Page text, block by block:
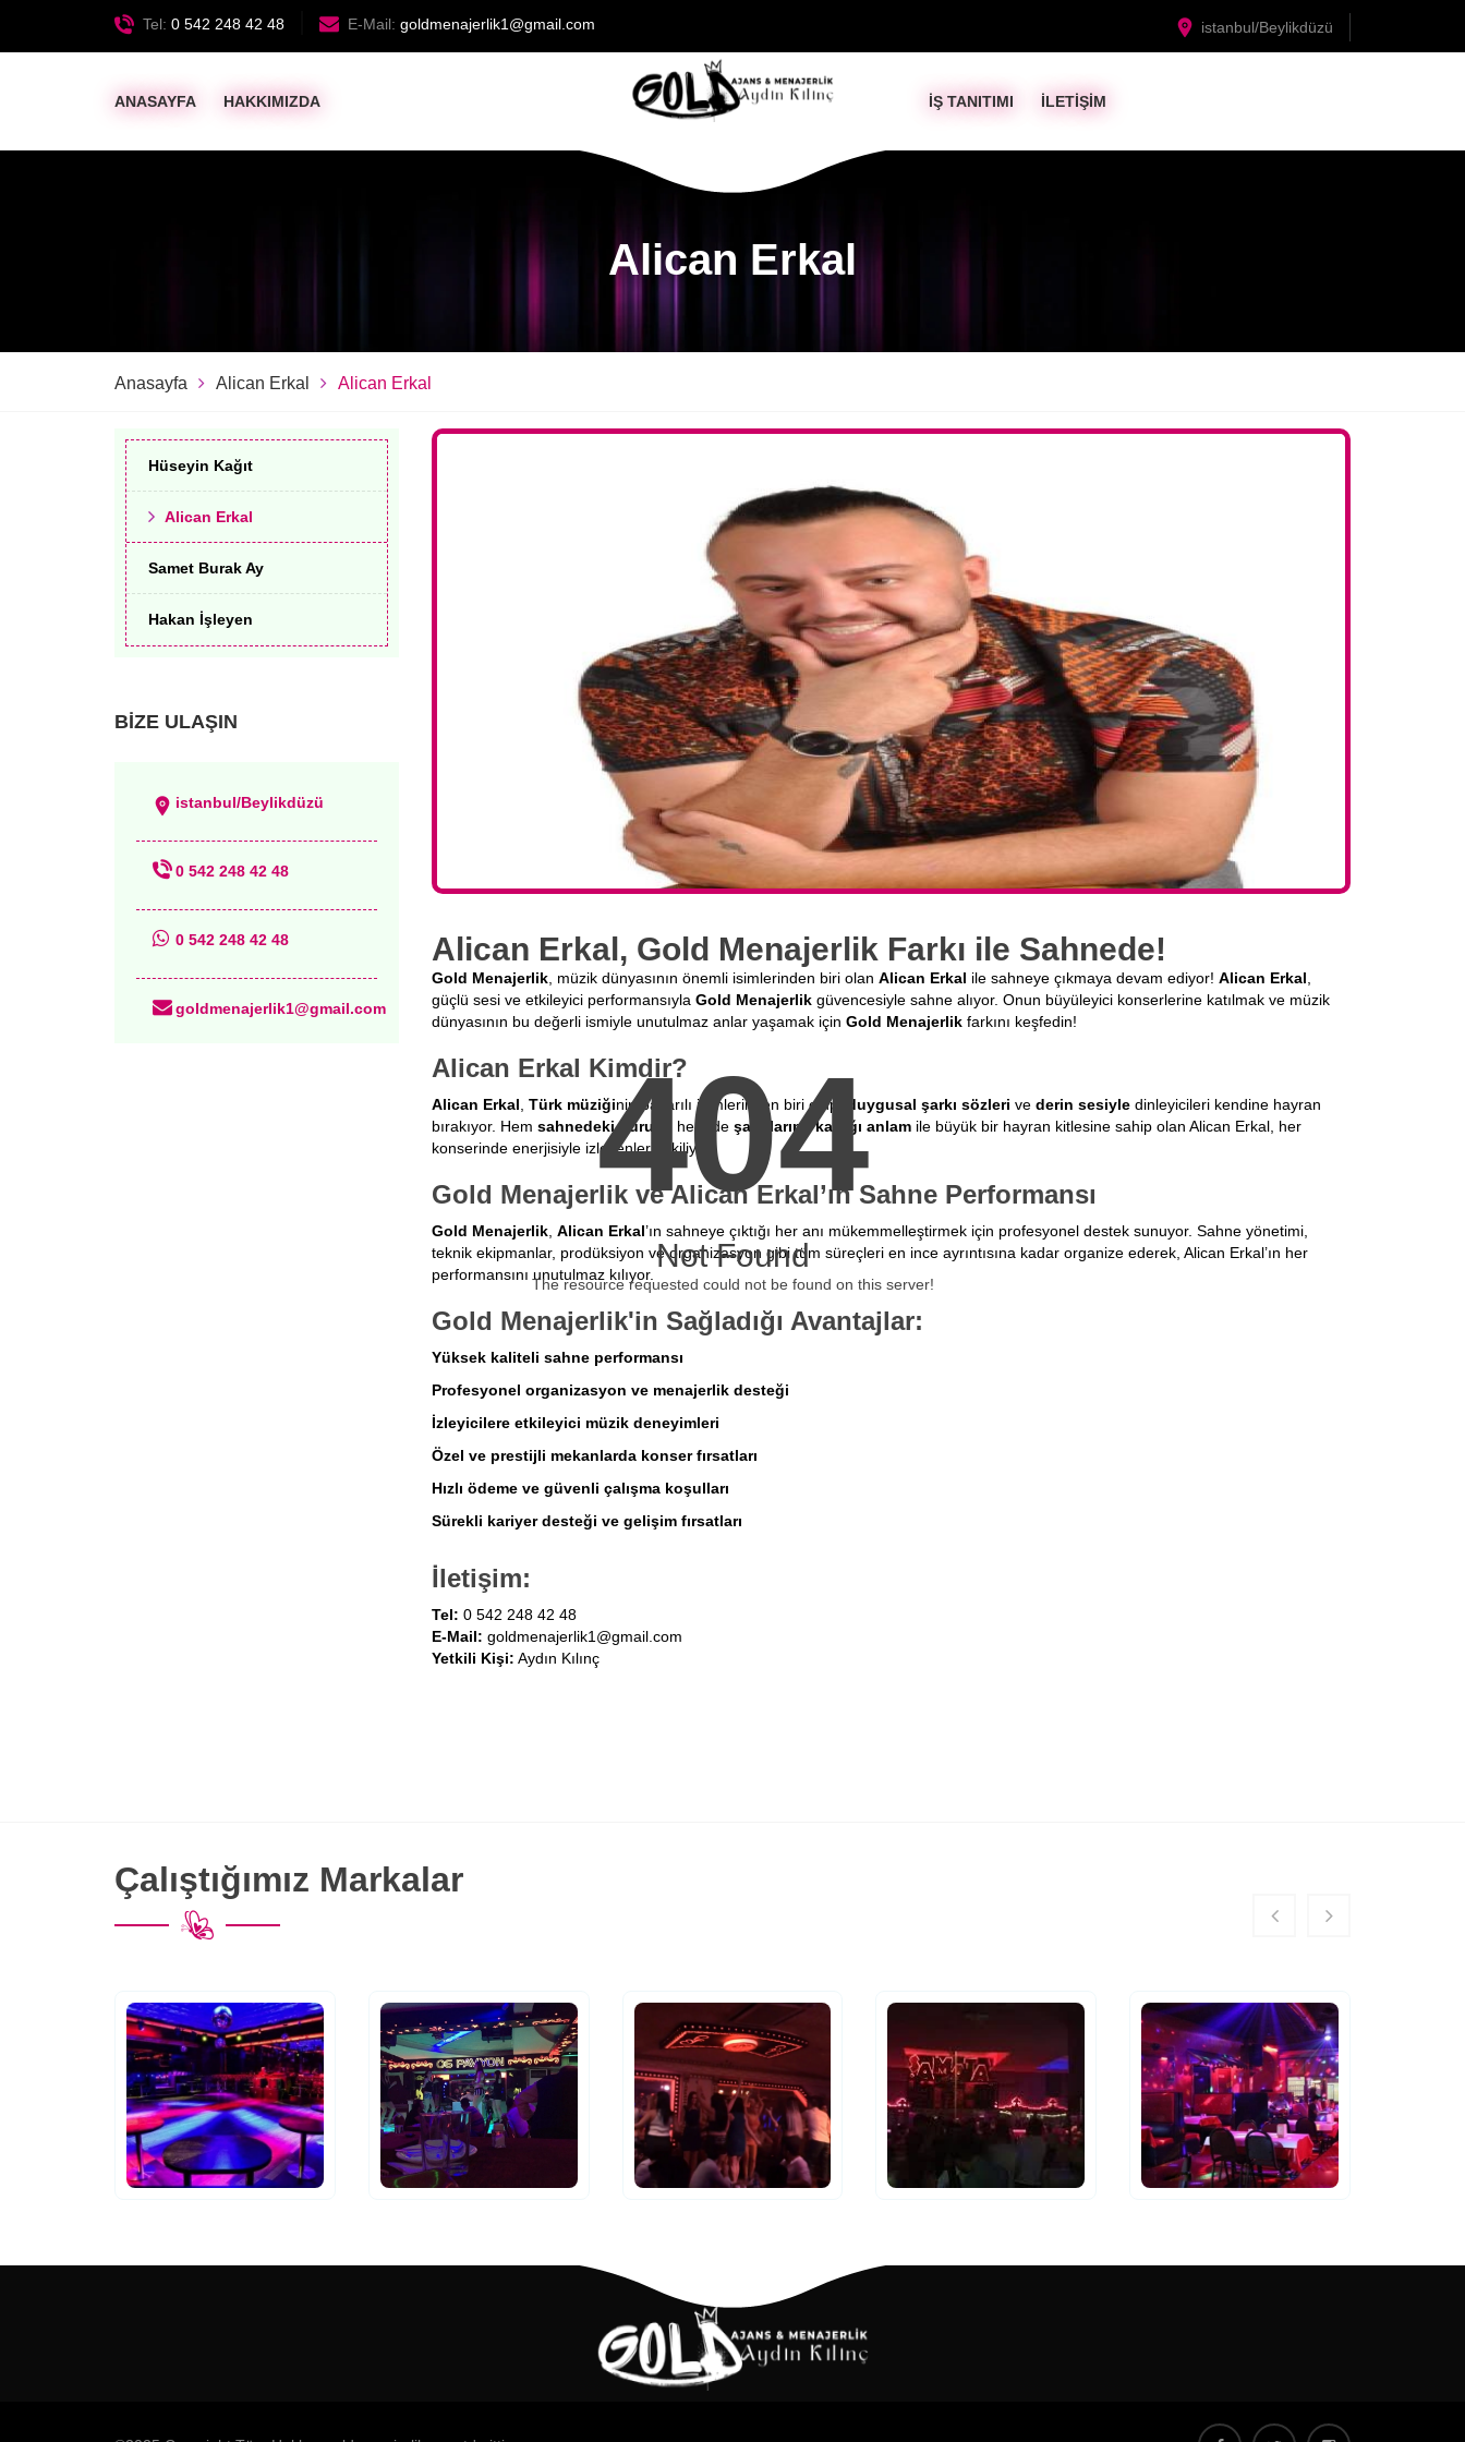
Tel: 0 542 248 42 48 E-Mail: goldmenajerlik1@gmail.com istanbul/Beylikdüzü
ANASAYFA HAKKIMIZDA IŞ TANITIMI İLETİŞİM
Alican Erkal
Anasayfa Alican Erkal Alican Erkal
Alican Erkal, Gold Menajerlik Farkı ile Sahnede!
Gold Menajerlik , müzik dünyasının önemli isimlerinden biri olan Alican Erkal ile sahneye çıkmaya devam ediyor! Alican Erkal
güçlü sesi ve etkileyici performansıyla Gold Menajerlik güvencesiyle sahne alıyor. Onun büyüleyici konserlerine katılmak ve müzik
dünyasının bu değerli ismiyle unutulmaz anlar yaşamak için Gold Menajerlik farkını keşfedin!
Alican Erkal Kimdir?
Alican Erkal Türk müziğinin başarılı isimlerinden biri olup, duygusal şarkı sözleri ve derin sesiyle dinleyicileri kendine hayran
bırakıyor. Hem sahnedeki duruşu hem de şarkılarına kattığı anlam ile büyük bir hayran kitlesine sahip olan Alican Erkal, her
konserinde enerjisiyle izleyenleri etkiliyor.
Gold Menajerlik ve Alican Erkal’ın Sahne Performansı
Gold Menajerlik Alican Erkal’ın sahneye çıktığı her anı mükemmelleştirmek için profesyonel destek sunuyor. Sahne yönetimi,
teknik ekipmanlar, prodüksiyon ve organizasyon gibi tüm süreçleri en ince ayrıntısına kadar organize ederek, Alican Erkal’ın her
performansını unutulmaz kılıyor.
Gold Menajerlik'in Sağladığı Avantajlar:
Yüksek kaliteli sahne performansı
Profesyonel organizasyon ve menajerlik desteği
İzleyicilere etkileyici müzik deneyimleri
Özel ve prestijli mekanlarda konser fırsatları
Hızlı ödeme ve güvenli çalışma koşulları
Sürekli kariyer desteği ve gelişim fırsatları
İletişim:
Tel: 0 542 248 42 48
E-Mail: goldmenajerlik1@gmail.com
Yetkili Kişi: Aydın Kılınç
Hüseyin Kağıt
Alican Erkal
Samet Burak Ay
Hakan İşleyen
BİZE ULAŞIN
istanbul/Beylikdüzü
0 542 248 42 48
0 542 248 42 48
goldmenajerlik1@gmail.com
Çalıştığımız Markalar
404
Not Found
The resource requested could not be found on this server!